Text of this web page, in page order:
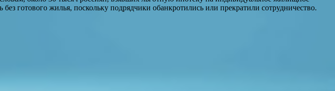
готового жилья, поскольку подрядчики обанкротились или прекратили сотрудничество.